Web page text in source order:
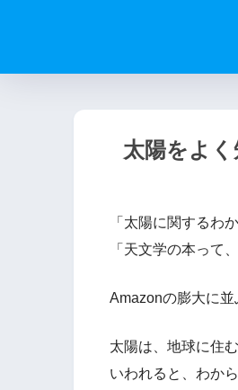
太陽をよ
「太陽に関するわ
「天文学の本って
Amazonの膨大に
太陽は、地球に住
いわれると、わか